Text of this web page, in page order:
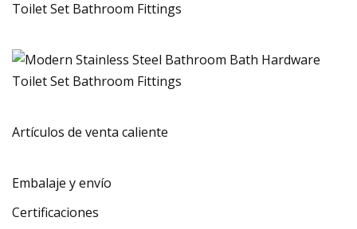
Artículos de venta caliente
Embalaje y envío
Certificaciones